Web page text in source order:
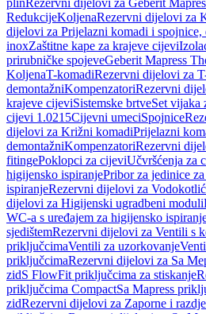
plinRezervni dijelovi za Geberit
RedukcijeKoljenaRezervni dijelovi za
dijelovi za Prijelazni komadi i spojnice,
inoxZaštitne kape za krajeve cijevi
prirubničke spojeveGeberit Mapress
KoljenaT-komadiRezervni dijelovi za
demontažniKompenzatoriRezervni
krajeve cijeviSistemske brtveSet vijaka
cijevi 1.0215Cijevni umeciSpojnice
dijelovi za Križni komadiPrijelazni
demontažniKompenzatoriRezervni
fitingePoklopci za cijeviUčvršćenja za
higijensko ispiranjePribor za jedinice
ispiranjeRezervni dijelovi za
dijelovi za Higijenski ugradbeni moduli
WC-a s uređajem za higijensko
sjedištemRezervni dijelovi za Ventili s
priključcimaVentili za uzorkovanje
priključcimaRezervni dijelovi za Sa
zidS FlowFit priključcima za stiskanje
priključcima CompactSa Mapress
zidRezervni dijelovi za Zaporne i